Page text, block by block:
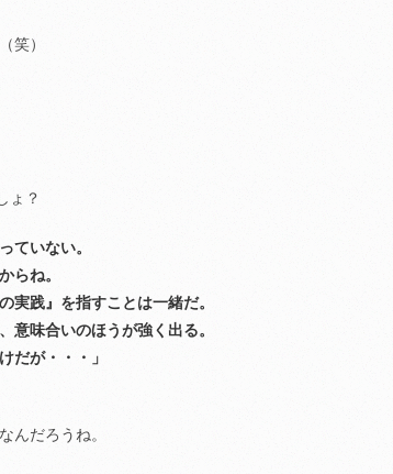
笑）
ょ？
ていない。
らね。
実践』を指すことは一緒だ。
意味合いのほうが強く出る。
だが・・・」
んだろうね。